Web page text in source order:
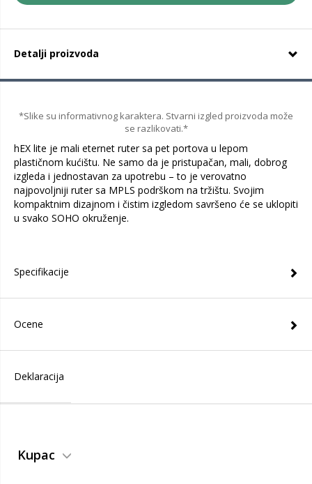
Detalji proizvoda
*Slike su informativnog karaktera. Stvarni izgled proizvoda može
se razlikovati.*
hEX lite je mali eternet ruter sa pet portova u lepom
plastičnom kućištu. Ne samo da je pristupačan, mali, dobrog
izgleda i jednostavan za upotrebu – to je verovatno
najpovoljniji ruter sa MPLS podrškom na tržištu. Svojim
kompaktnim dizajnom i čistim izgledom savršeno će se uklopiti
u svako SOHO okruženje.
Specifikacije
Ocene
Deklaracija
Kupac